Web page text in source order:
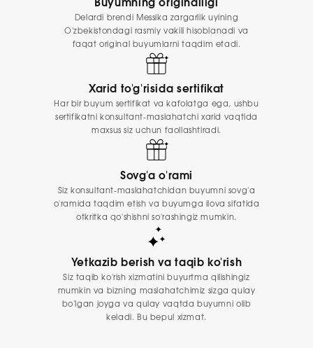
Buyumning originalligi
Delardi brendi Messika zargarlik uyining
O'zbekistondagi rasmiy vakili hisoblanadi va
faqat original buyumlarni taqdim etadi.
Xarid to'g'risida sertifikat
Har bir buyum sertifikat va kafolatga ega, ushbu
sertifikatni konsultant-maslahatchi xarid vaqtida
maxsus siz uchun faollashtiradi.
Sovg'a o'rami
Siz konsultant-maslahatchidan buyumni sovg'a
o'ramida taqdim etish va buyumga ilova sifatida
otkritka qo'shishni so'rashingiz mumkin.
Yetkazib berish va taqib ko'rish
Siz taqib ko'rish xizmatini buyurtma qilishingiz
mumkin va bizning maslahatchimiz sizga qulay
bo'lgan joyga va qulay vaqtda buyumni olib
keladi. Bu bepul xizmat.